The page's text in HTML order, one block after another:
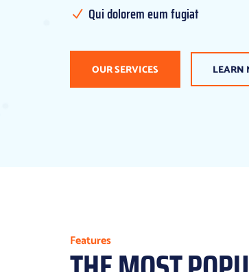
N Qui dolorem eum fugiat
OUR SERVICES LEARN
Features